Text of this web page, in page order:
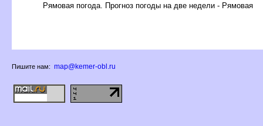
Рямовая погода. Прогноз погоды на две недели - Рямовая
Пишите нам: map@kemer-obl.ru